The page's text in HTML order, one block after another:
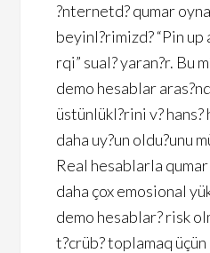
?nternetd? qumar
beyinl?rimizd? “Pin up
rqi” sual? yaran?r. Bu
demo hesablar
üstünlükl?rini v? hans?
daha uy?un oldu?unu
Real hesablarla
daha çox emosional
demo hesablar? risk
t?crüb? toplamaq üçün